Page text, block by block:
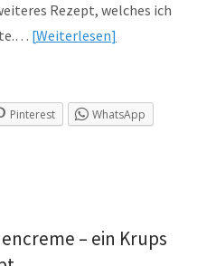
Rezept, welches ich
Weiterlesen
Pinterest
WhatsApp
– ein Krups